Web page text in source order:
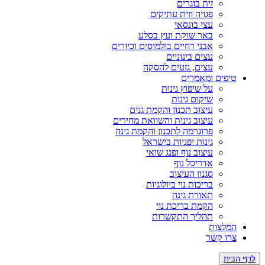
זית בוגרים
פגויה וזית עתיקים
עצי בונסאי
באר שוקת ועץ בסלע
אבני רחיים בולמוסים וכיורים
עצים בינוניים
עצים, גזעים להסקה
ומאמרים
על שיפוץ גינות
שיקום גינות
עיצוב תכנון והקמת גנים
עיצוב גינות והשוואת מחירים
פרוגרמה לתכנון והקמת גינה
גינות יפניות בישראל
עיצוב נוף ופנג שואי
אדריכל נוף
סגנון העיצוב
בריכות נוי ביולוגיות
תאורת גינה
הקמת בריכת נוי
תהליך התקשרות